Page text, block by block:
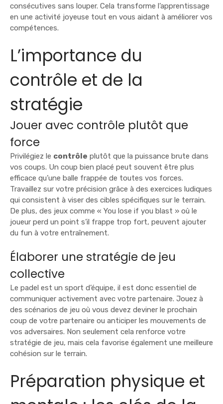
consécutives sans louper. Cela transforme l’apprentissage
en une activité joyeuse tout en vous aidant à améliorer vos
compétences.
L’importance du
contrôle et de la
stratégie
Jouer avec contrôle plutôt que
force
Privilégiez le contrôle plutôt que la puissance brute dans
vos coups. Un coup bien placé peut souvent être plus
efficace qu’une balle frappée de toutes vos forces.
Travaillez sur votre précision grâce à des exercices ludiques
qui consistent à viser des cibles spécifiques sur le terrain.
De plus, des jeux comme « You lose if you blast » où le
joueur perd un point s’il frappe trop fort, peuvent ajouter
du fun à votre entraînement.
Élaborer une stratégie de jeu
collective
Le padel est un sport d’équipe, il est donc essentiel de
communiquer activement avec votre partenaire. Jouez à
des scénarios de jeu où vous devez deviner le prochain
coup de votre partenaire ou anticiper les mouvements de
vos adversaires. Non seulement cela renforce votre
stratégie de jeu, mais cela favorise également une meilleure
cohésion sur le terrain.
Préparation physique et